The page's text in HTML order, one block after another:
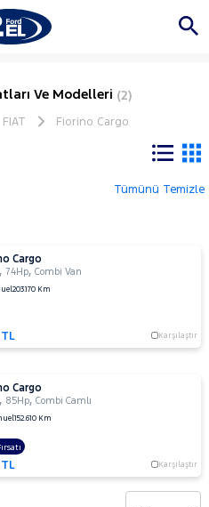
Ve Modelleri (2)
FIAT Fiorino Cargo
Tümünü Temizle
Cargo
,74Hp,Combi Van
203.170 Km
Karşılaştır
Cargo
, 85Hp,Combi Camlı
152.610 Km
Karşılaştır